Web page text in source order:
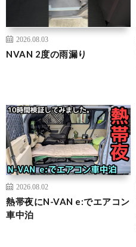
2026.08.03
NVAN 2度の雨漏り
2026.08.02
熱帯夜にN-VAN e:でエアコン
車中泊